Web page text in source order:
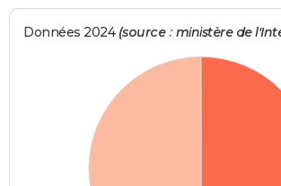
Données 2024 (source : ministère de